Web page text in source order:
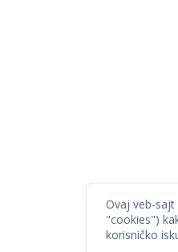
Ovaj veb-sajt
"cookies")
korisničko